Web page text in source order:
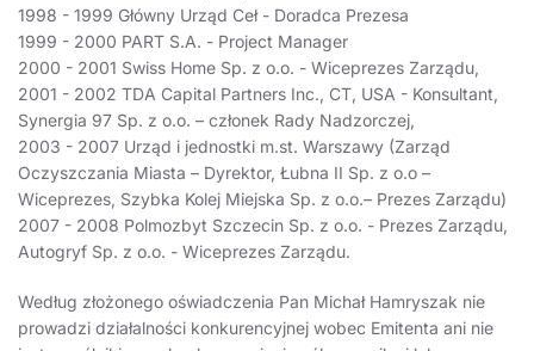
1998 - 1999 Główny Urząd Ceł - Doradca Prezesa
1999 - 2000 PART S.A. - Project Manager
2000 - 2001 Swiss Home Sp. z o.o. - Wiceprezes Zarządu,
2001 - 2002 TDA Capital Partners Inc., CT, USA - Konsultant,
Synergia 97 Sp. z o.o. – członek Rady Nadzorczej,
2003 - 2007 Urząd i jednostki m.st. Warszawy (Zarząd
Oczyszczania Miasta – Dyrektor, Łubna II Sp. z o.o –
Wiceprezes, Szybka Kolej Miejska Sp. z o.o.– Prezes Zarządu)
2007 - 2008 Polmozbyt Szczecin Sp. z o.o. - Prezes Zarządu,
Autogryf Sp. z o.o. - Wiceprezes Zarządu.
Według złożonego oświadczenia Pan Michał Hamryszak nie
prowadzi działalności konkurencyjnej wobec Emitenta ani nie